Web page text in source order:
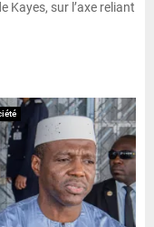
Kayes, sur l’axe reliant